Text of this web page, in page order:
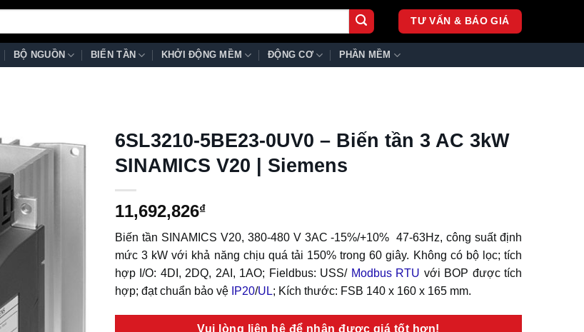
TƯ VẤN & BÁO GIÁ
BỘ NGUỒN BIẾN TẦN KHỞI ĐỘNG MỀM ĐỘNG CƠ PHẦN MỀM
6SL3210-5BE23-0UV0 – Biến tần 3 AC 3kW
SINAMICS V20 | Siemens
11,692,826₫
Biến tần SINAMICS V20, 380-480 V 3AC -15%/+10% 47-63Hz, công suất định
mức 3 kW với khả năng chịu quá tải 150% trong 60 giây. Không có bộ lọc; tích
hợp I/O: 4DI, 2DQ, 2AI, 1AO; Fieldbus: USS/ Modbus RTU với BOP được tích
hợp; đạt chuẩn bảo vệ IP20/UL; Kích thước: FSB 140 x 160 x 165 mm.
Vui lòng liên hệ để nhận được giá tốt hơn!